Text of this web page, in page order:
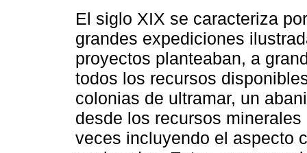
El siglo XIX se caracteriza
grandes expediciones
proyectos planteaban, a
todos los recursos
colonias de ultramar, un
desde los recursos
veces incluyendo el aspecto